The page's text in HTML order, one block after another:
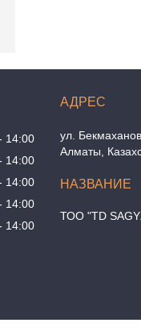
14:00
14:00
14:00
14:00
14:00
ул.
Алматы,
ТОО "TD